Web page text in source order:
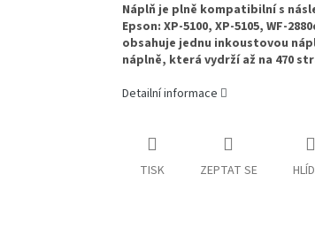
Náplň je plně kompatibilní s
Epson: XP-5100, XP-5105, WF-
obsahuje jednu inkoustovou
náplně, která vydrží až na 470
Detailní informace
TISK ZEPTAT SE